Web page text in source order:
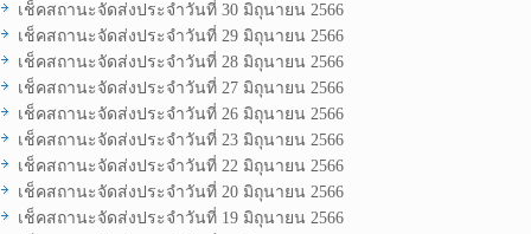
เช็คสถานะจัดส่งประจำวันที่ 30 มิถุนายน 2566
เช็คสถานะจัดส่งประจำวันที่ 29 มิถุนายน 2566
เช็คสถานะจัดส่งประจำวันที่ 28 มิถุนายน 2566
เช็คสถานะจัดส่งประจำวันที่ 27 มิถุนายน 2566
เช็คสถานะจัดส่งประจำวันที่ 26 มิถุนายน 2566
เช็คสถานะจัดส่งประจำวันที่ 23 มิถุนายน 2566
เช็คสถานะจัดส่งประจำวันที่ 22 มิถุนายน 2566
เช็คสถานะจัดส่งประจำวันที่ 20 มิถุนายน 2566
เช็คสถานะจัดส่งประจำวันที่ 19 มิถุนายน 2566